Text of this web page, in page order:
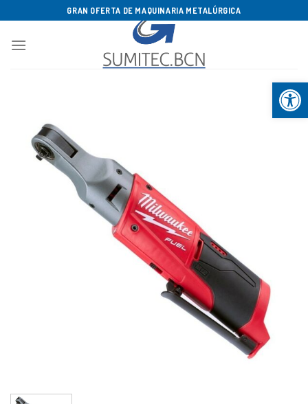
Abrir
al
contenido
GRAN OFERTA DE MAQUINARIA METALÚRGICA